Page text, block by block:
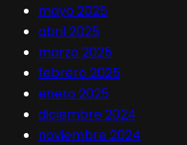
mayo 2025
abril 2025
marzo 2025
febrero 2025
enero 2025
diciembre 2024
noviembre 2024